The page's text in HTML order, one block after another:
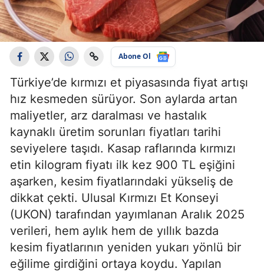
Abone Ol
Türkiye’de kırmızı et piyasasında fiyat artışı
hız kesmeden sürüyor. Son aylarda artan
maliyetler, arz daralması ve hastalık
kaynaklı üretim sorunları fiyatları tarihi
seviyelere taşıdı. Kasap raflarında kırmızı
etin kilogram fiyatı ilk kez 900 TL eşiğini
aşarken, kesim fiyatlarındaki yükseliş de
dikkat çekti. Ulusal Kırmızı Et Konseyi
(UKON) tarafından yayımlanan Aralık 2025
verileri, hem aylık hem de yıllık bazda
kesim fiyatlarının yeniden yukarı yönlü bir
eğilime girdiğini ortaya koydu. Yapılan